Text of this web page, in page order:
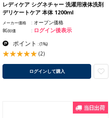
レディケア シグネチャー 洗濯用液体洗剤
デリケートケア 本体 1200ml
メーカー価格 オープン価格
BG卸価 ログイン後表示
ポイント :(1%)
(2)
ログインして購入